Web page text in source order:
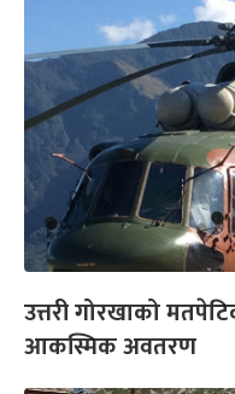
उत्तरी गोरखाको
आकस्मिक अवतरण